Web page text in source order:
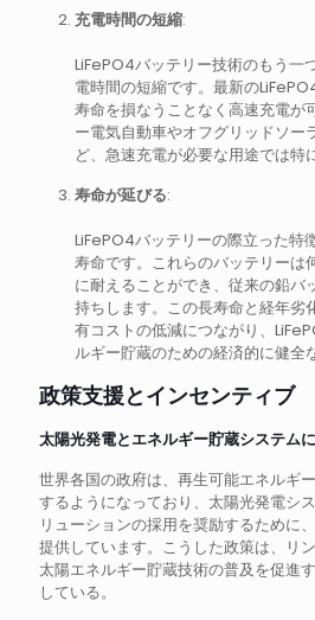
充電時間の短縮:
LiFePO4バッテリー技術のもう一
電時間の短縮です。最新の
寿命を損なうことなく高速充電が
ー電気自動車やオフグリッドソー
ど、急速充電が必要な用途では特
寿命が延びる:
LiFePO4バッテリーの際立った特
寿命です。これらのバッテリーは
に耐えることができ、従来の鉛バ
持ちします。この長寿命と経年劣
有コストの低減につながり、
ルギー貯蔵のための経済的に健全
政策支援とインセンティブ
太陽光発電とエネルギー貯蔵システム
世界各国の政府は、再生可能エネルギ
するようになっており、太陽光発電シ
リューションの採用を奨励するために
提供しています。こうした政策は、リ
太陽エネルギー貯蔵技術の普及を促進
している。